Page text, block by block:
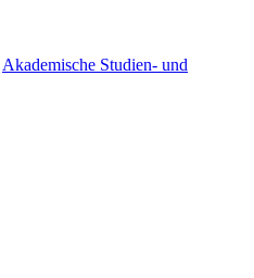
Akademische Studien- und